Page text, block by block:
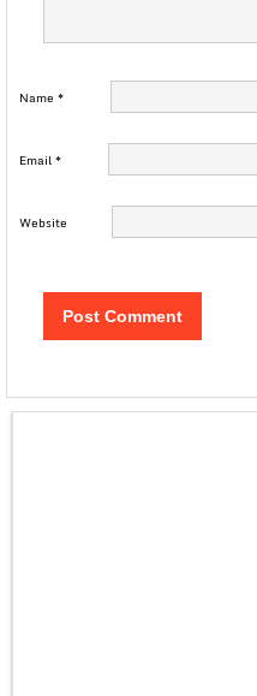
Name *
Email*
Website